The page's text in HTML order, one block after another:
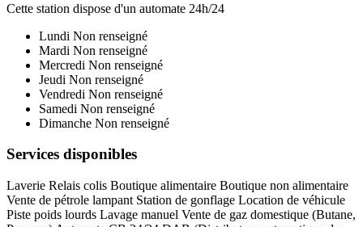
Cette station dispose d'un automate 24h/24
Lundi Non renseigné
Mardi Non renseigné
Mercredi Non renseigné
Jeudi Non renseigné
Vendredi Non renseigné
Samedi Non renseigné
Dimanche Non renseigné
Services disponibles
Laverie Relais colis Boutique alimentaire Boutique non alimentaire
Vente de pétrole lampant Station de gonflage Location de véhicule
Piste poids lourds Lavage manuel Vente de gaz domestique (Butane,